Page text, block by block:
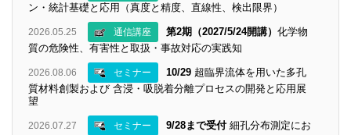
ン・統計基礎と応用（真度と精度、直線性、検出限界）
2026.05.25 通信講座 第2期（2027/5/24開講） 化学物
質の危険性、有害性と取扱・事故対応の実践知
2026.08.06 セミナー 10/29超臨界流体を用いた多孔
質材料創製および 含浸・吸脱着分離プロセスの開発と応用展
望
2026.07.27 セミナー 9/28まで受付細孔分布測定にお